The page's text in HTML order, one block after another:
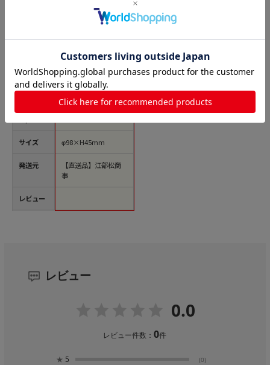
サイズ
発送元
レビュー
富士型 1個（ご注文単
位1個）【直送品】
￥601
φ98×H45mm
【直送品】江部松商
事
レビュー
0.0
レビュー件数：0件
★ 5 (0)